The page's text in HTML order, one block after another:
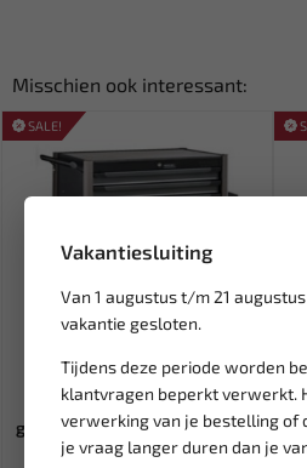
Vakantiesluiting
Van 1 augustus t/m 21
vakantie gesloten.
Tijdens deze periode worden
klantvragen beperkt verwerkt.
verwerking van je bestelling of
je vraag langer duren dan je
Misschien ook interessant:
SALE!
Leverbaar
FORCE Jumbo
gereedschapswagen 607-delig
(Foam) ges...